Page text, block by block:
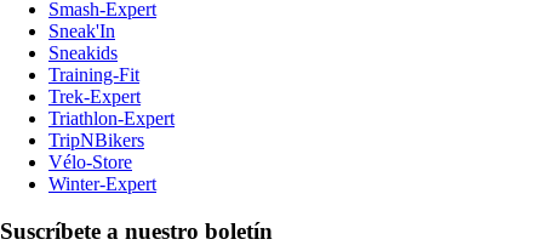
Smash-Expert
Sneak'In
Sneakids
Training-Fit
Trek-Expert
Triathlon-Expert
TripNBikers
Vélo-Store
Winter-Expert
Suscríbete a nuestro boletín